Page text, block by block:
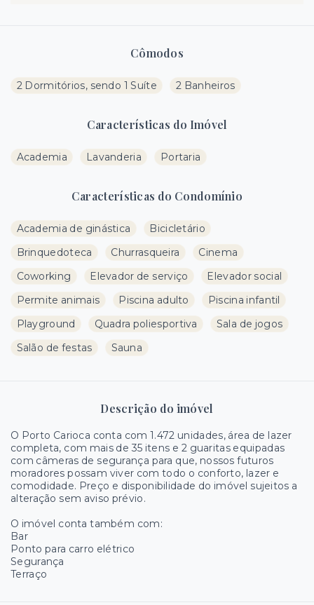
Cômodos
2 Dormitórios, sendo 1 Suíte 2 Banheiros
Características do Imóvel
Academia Lavanderia Portaria
Características do Condomínio
Academia de ginástica
Bicicletário
Brinquedoteca
Churrasqueira
Cinema
Coworking
Elevador de serviço
Elevador social
Permite animais
Piscina adulto
Piscina infantil
Playground
Quadra poliesportiva
Sala de jogos
Salão de festas
Sauna
Descrição do imóvel
O Porto Carioca conta com 1.472 unidades, área de lazer
completa, com mais de 35 itens e 2 guaritas equipadas
com câmeras de segurança para que, nossos futuros
moradores possam viver com todo o conforto, lazer e
comodidade. Preço e disponibilidade do imóvel sujeitos a
alteração sem aviso prévio.
O imóvel conta também com:
Bar
Ponto para carro elétrico
Segurança
Terraço